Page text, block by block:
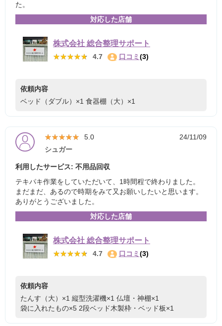
た。
対応した店舗
株式会社 総合整理サポート
★★★★★
★★★★★ 4.7 口コミ (3)
依頼内容
ベッド（ダブル）×1 食器棚（大）×1
★★★★★
★★★★★ 5.0
24/11/09
シュガー
利用したサービス: 不用品回収
テキパキ作業をしていただいて、1時間程で終わりました。
まだまだ、あるので時期をみて又お願いしたいと思います。
ありがとうございました。
対応した店舗
株式会社 総合整理サポート
★★★★★
★★★★★ 4.7 口コミ (3)
依頼内容
たんす（大）×1 縦型洗濯機×1 仏壇・神棚×1
袋に入れたもの×5 2段ベッド木製枠・ベッド板×1